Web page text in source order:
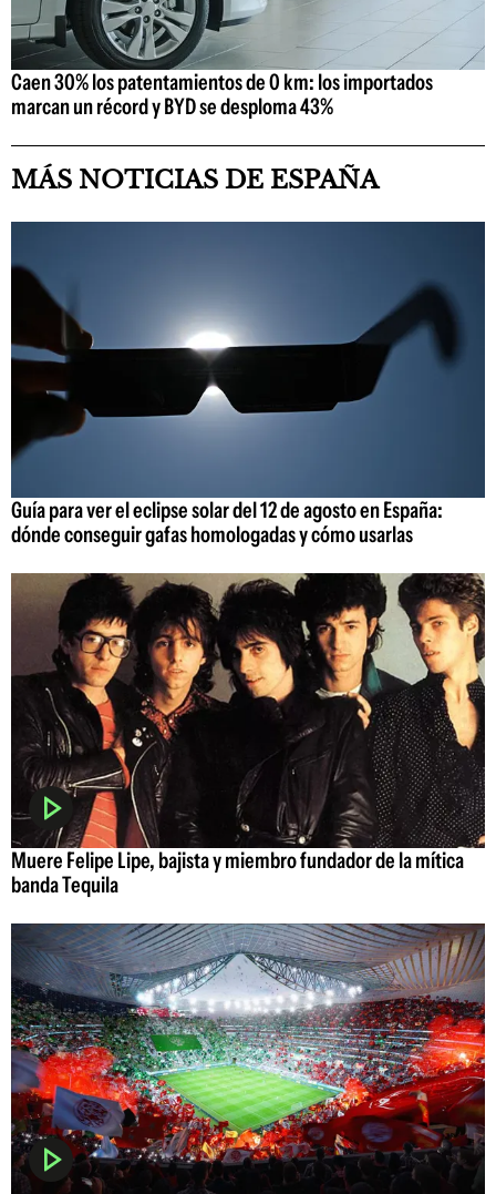
Caen 30% los patentamientos de 0 km: los importados
marcan un récord y BYD se desploma 43%
MÁS NOTICIAS DE ESPAÑA
Guía para ver el eclipse solar del 12 de agosto en España:
dónde conseguir gafas homologadas y cómo usarlas
Muere Felipe Lipe, bajista y miembro fundador de la mítica
banda Tequila